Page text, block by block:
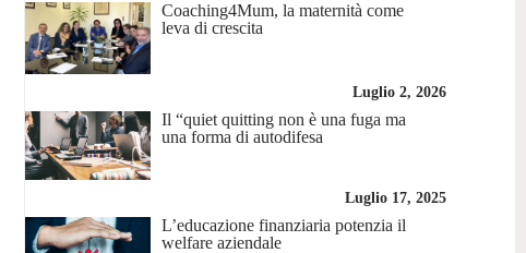
Coaching4Mum, la maternità come
leva di crescita
Luglio 2, 2026
Il “quiet quitting non è una fuga ma
una forma di autodifesa
Luglio 17, 2025
L’educazione finanziaria potenzia il
welfare aziendale